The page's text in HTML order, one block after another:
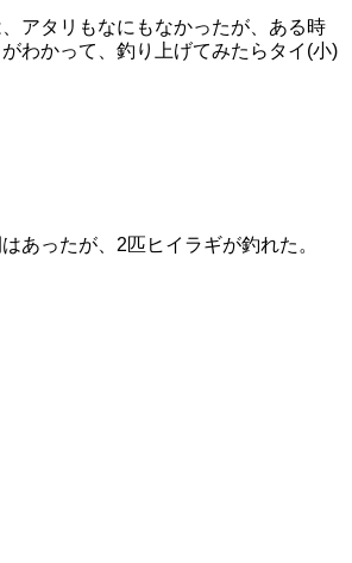
アタリもなにもなかったが、ある時
わかって、釣り上げてみたらタイ(小)
あったが、2匹ヒイラギが釣れた。